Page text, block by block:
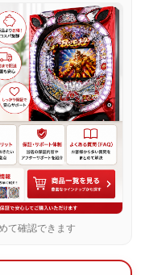
て確認できます